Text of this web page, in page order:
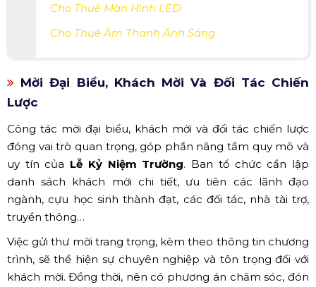
Cho Thuê Màn Hình LED
Cho Thuê Âm Thanh Ánh Sáng
Mời Đại Biểu, Khách Mời Và Đối Tác Chiến
Lược
Công tác mời đại biểu, khách mời và đối tác chiến lược
đóng vai trò quan trọng, góp phần nâng tầm quy mô và
uy tín của Lễ Kỷ Niệm Trường. Ban tổ chức cần lập
danh sách khách mời chi tiết, ưu tiên các lãnh đạo
ngành, cựu học sinh thành đạt, các đối tác, nhà tài trợ,
truyền thông…
Việc gửi thư mời trang trọng, kèm theo thông tin chương
trình, sẽ thể hiện sự chuyên nghiệp và tôn trọng đối với
khách mời. Đồng thời, nên có phương án chăm sóc, đón